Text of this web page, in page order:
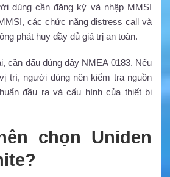
dùng cần đăng ký và nhập MMSI
các chức năng distress call và
phát huy đầy đủ giá trị an toàn.
cần đấu đúng dây NMEA 0183. Nếu
trí, người dùng nên kiểm tra nguồn
đầu ra và cấu hình của thiết bị
chọn Uniden